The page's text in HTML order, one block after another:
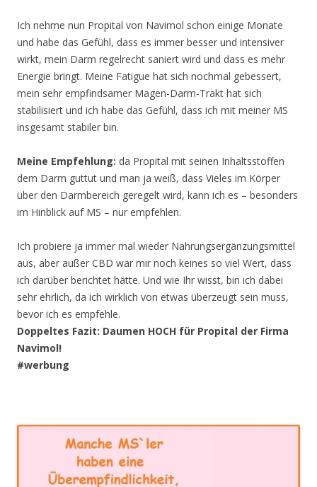
Ich nehme nun Propital von Navimol schon einige Monate
und habe das Gefühl, dass es immer besser und intensiver
wirkt, mein Darm regelrecht saniert wird und dass es mehr
Energie bringt. Meine Fatigue hat sich nochmal gebessert,
mein sehr empfindsamer Magen-Darm-Trakt hat sich
stabilisiert und ich habe das Gefühl, dass ich mit meiner MS
insgesamt stabiler bin.
Meine Empfehlung: da Propital mit seinen Inhaltsstoffen
dem Darm guttut und man ja weiß, dass Vieles im Körper
über den Darmbereich geregelt wird, kann ich es – besonders
im Hinblick auf MS – nur empfehlen.
Ich probiere ja immer mal wieder Nahrungsergänzungsmittel
aus, aber außer CBD war mir noch keines so viel Wert, dass
ich darüber berichtet hätte. Und wie Ihr wisst, bin ich dabei
sehr ehrlich, da ich wirklich von etwas überzeugt sein muss,
bevor ich es empfehle.
Doppeltes Fazit: Daumen HOCH für Propital der Firma
Navimol!
#werbung